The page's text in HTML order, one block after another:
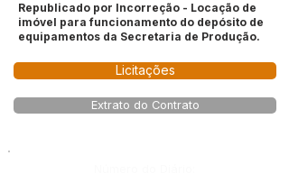
Republicado por Incorreção - Locação de
imóvel para funcionamento do depósito de
equipamentos da Secretaria de Produção.
Licitações
Extrato do Contrato